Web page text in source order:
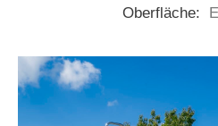
Oberfläche: